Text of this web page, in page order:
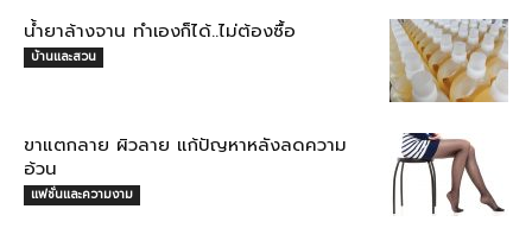
น้ำยาล้างจาน ทำเองก็ได้..ไม่ต้องซื้อ
บ้านและสวน
ขาแตกลาย ผิวลาย แก้ปัญหาหลังลดความ
อ้วน
แฟชั่นและความงาม